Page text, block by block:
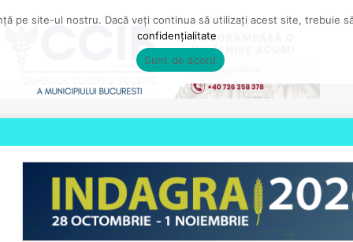
pe site-ul nostru. Dacă veți continua să utilizați acest site, trebuie
confidențialitate
Sunt de acord